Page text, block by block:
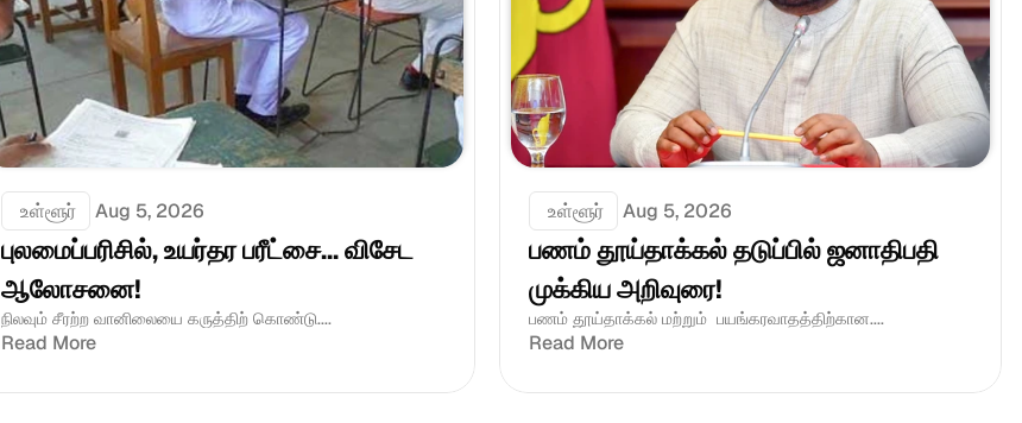
உள்ளூர் Aug 5, 2026
புலமைப்பரிசில், உயர்தர பரீட்சை... விசேட
ஆலோசனை!
நிலவும் சீரற்ற வானிலையை கருத்திற் கொண்டு....
Read More
உள்ளூர் Aug 5, 2026
பணம் தூய்தாக்கல் தடுப்பில் ஜனாதிபதி
முக்கிய அறிவுரை!
பணம் தூய்தாக்கல் மற்றும்  பயங்கரவாதத்திற்கான....
Read More